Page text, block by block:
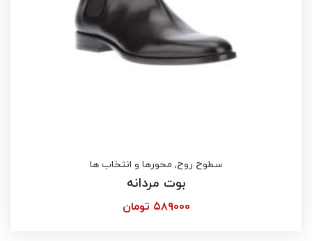
سطوح روح, محورها و انتخاب ها
بوت مردانه
۵۸۹۰۰۰ تومان